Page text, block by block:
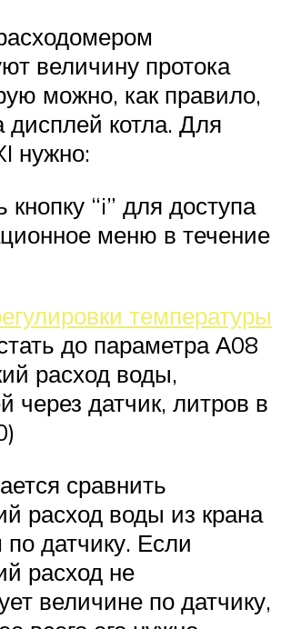
величину протока
можно, как правило,
дисплей котла. Для
нужно:
кнопку “i” для доступа
меню в течение
температуры
до параметра А08
расход воды,
через датчик, литров в
сравнить
расход воды из крана
датчику. Если
расход не
величине по датчику,